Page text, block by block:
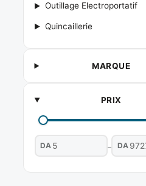
Outillage Electroportatif
Quincaillerie
MARQUE
PRIX
DA – DA